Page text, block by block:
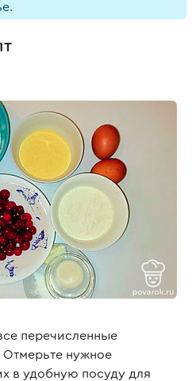
перечисленные
Отмерьте нужное
в удобную посуду для